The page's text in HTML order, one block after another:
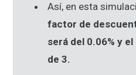
Así, en esta
factor de
será del 0.06% y
de 3.